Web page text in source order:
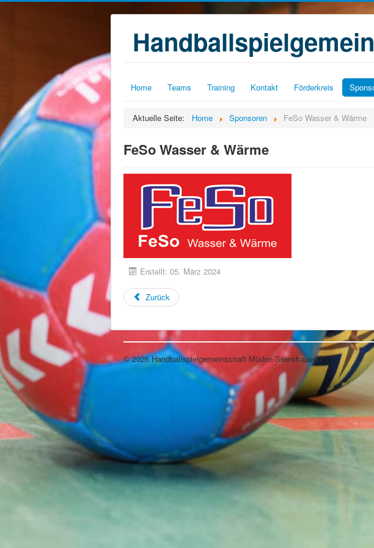
Home Teams Training Kontakt Förderkreis
Aktuelle Seite: Home Sponsoren FeSo Wasser & Wärme
FeSo Wasser & Wärme
Erstellt: 05. März 2024
Zurück
© 2026 Handballspielgemeinschaft Müden-Seershausen